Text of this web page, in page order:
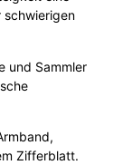
schwierigen
und Sammler
Zifferblatt.